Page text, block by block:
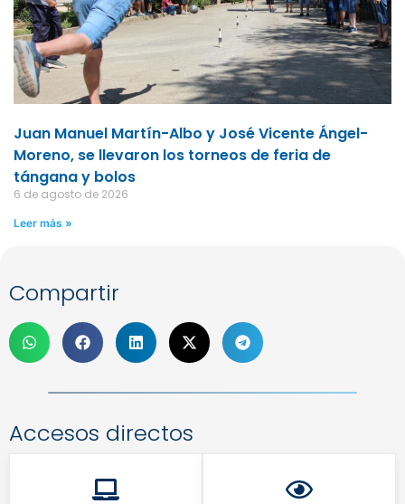
Juan Manuel Martín-Albo y José Vicente Ángel-
Moreno, se llevaron los torneos de feria de
tángana y bolos
6 de agosto de 2026
Leer más »
Compartir
Accesos directos